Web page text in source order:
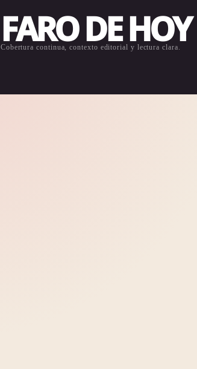
FARO DE HOY
Cobertura continua, contexto editorial y lectura clara.